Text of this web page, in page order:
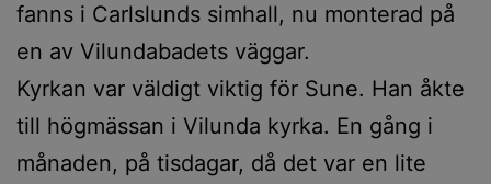
fanns i Carlslunds simhall, nu monterad på
en av Vilundabadets väggar.
Kyrkan var väldigt viktig för Sune. Han åkte
till högmässan i Vilunda kyrka. En gång i
månaden, på tisdagar, då det var en lite